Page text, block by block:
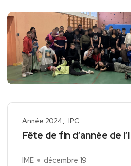
Année 2024 IPC
Fête de fin d’année de
IME décembre 19